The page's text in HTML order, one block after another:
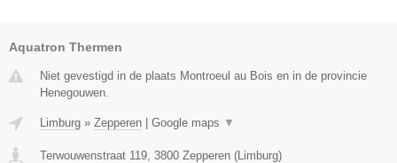
Aquatron Thermen
Niet gevestigd in de plaats Montroeul au Bois en in de provincie
Henegouwen.
Limburg » Zepperen | Google maps ▼
Terwouwenstraat 119 3800 Zepperen (Limburg)